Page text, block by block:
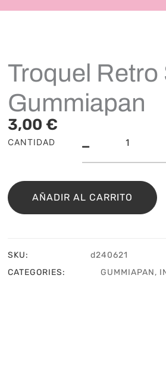
Troquel Retro
Gummiapan
3,00 €
CANTIDAD
Troquel
Sign
Gummiapan
cantidad
AÑADIR AL CARRITO
SKU:
d240621
CATEGORIES:
GUMMIAPAN,